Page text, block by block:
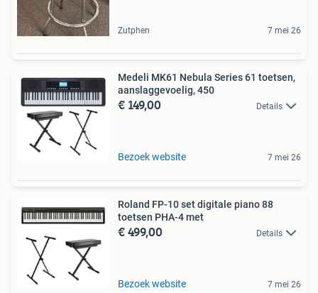
Zutphen 7 mei 26
Medeli MK61 Nebula Series 61 toetsen,
aanslaggevoelig, 450
€ 149,00 Details
Bezoek website 7 mei 26
Roland FP-10 set digitale piano 88
toetsen PHA-4 met
€ 499,00 Details
Bezoek website 7 mei 26